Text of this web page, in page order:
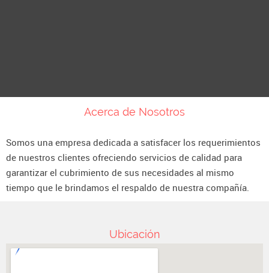
Acerca de Nosotros
Somos una empresa dedicada a satisfacer los requerimientos
de nuestros clientes ofreciendo servicios de calidad para
garantizar el cubrimiento de sus necesidades al mismo
tiempo que le brindamos el respaldo de nuestra compañía.
Ubicación